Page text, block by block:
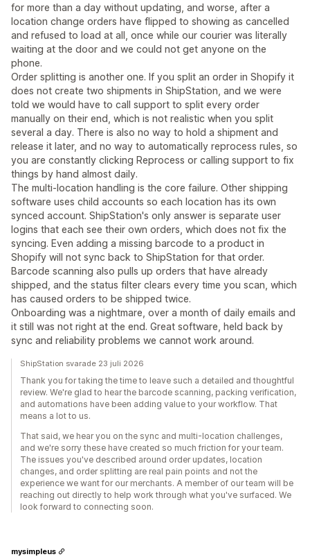
for more than a day without updating, and worse, after a
location change orders have flipped to showing as cancelled
and refused to load at all, once while our courier was literally
waiting at the door and we could not get anyone on the
phone.
Order splitting is another one. If you split an order in Shopify it
does not create two shipments in ShipStation, and we were
told we would have to call support to split every order
manually on their end, which is not realistic when you split
several a day. There is also no way to hold a shipment and
release it later, and no way to automatically reprocess rules, so
you are constantly clicking Reprocess or calling support to fix
things by hand almost daily.
The multi-location handling is the core failure. Other shipping
software uses child accounts so each location has its own
synced account. ShipStation's only answer is separate user
logins that each see their own orders, which does not fix the
syncing. Even adding a missing barcode to a product in
Shopify will not sync back to ShipStation for that order.
Barcode scanning also pulls up orders that have already
shipped, and the status filter clears every time you scan, which
has caused orders to be shipped twice.
Onboarding was a nightmare, over a month of daily emails and
it still was not right at the end. Great software, held back by
sync and reliability problems we cannot work around.
ShipStation svarade 23 juli 2026
Thank you for taking the time to leave such a detailed and thoughtful
review. We're glad to hear the barcode scanning, packing verification,
and automations have been adding value to your workflow. That
means a lot to us.
That said, we hear you on the sync and multi-location challenges,
and we're sorry these have created so much friction for your team.
The issues you've described around order updates, location
changes, and order splitting are real pain points and not the
experience we want for our merchants. A member of our team will be
reaching out directly to help work through what you've surfaced. We
look forward to connecting soon.
mysimpleus